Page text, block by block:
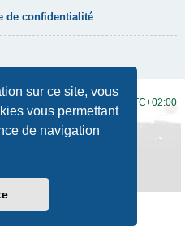
sur ce site, vous
vous permettant
de navigation
de confidentialité
UTC+02:00
Software © phpBB Limited
officielle
Edition
|Conditions